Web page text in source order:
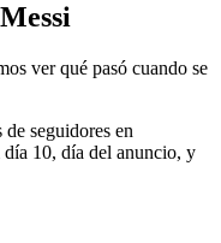
ver qué pasó cuando se
seguidores en
10, día del anuncio, y